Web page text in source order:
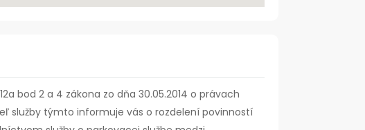
bod 2 a 4 zákona zo dňa 30.05.2014 o právach
služby týmto informuje vás o rozdelení povinností